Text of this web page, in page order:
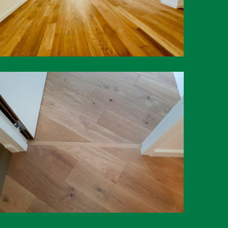
Pose de parquet (Ancinnes – Sarthe, 72)